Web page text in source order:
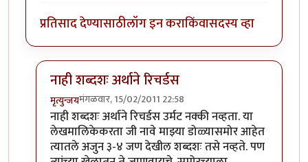
प्रतिसाद देण्यासाठीलॉग इन कराकिंवासदस्य व्हा
नाही शब्दशः अर्थाने रिचर्डस
मृत्युन्जयमंगळवार, 15/02/2011 22:58
In reply toसुंदर लेख, पुढील भागांची उत्सुकताby
नाही शब्दशः अर्थाने रिचर्डस उर्मट नक्की नव्हता. या
लेखमालिकेकरता जी नावे माझ्या डोळ्यासमोर आहेत
त्यातले अजुन ३-४ जण देखील शब्दशः तसे नव्हते. पण